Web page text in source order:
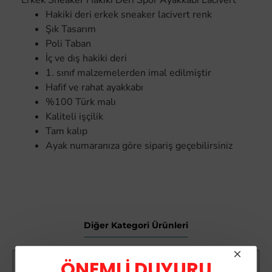
Hakiki deri erkek sneaker lacivert renk
Şık Tasarım
Poli Taban
İç ve dış hakiki deri
1. sınıf malzemelerden imal edilmiştir
Hafif ve rahat ayakkabı
%100 Türk malı
Kaliteli işçilik
Tam kalıp
Ayak numaranıza göre sipariş geçebilirsiniz
Diğer Kategori Ürünleri